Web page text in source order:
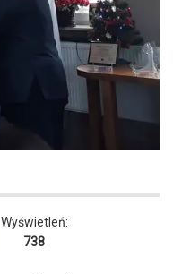
Wyświetleń:
738